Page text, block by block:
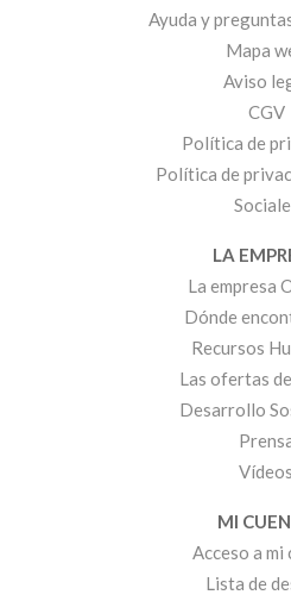
Ayuda y
Mapa
Aviso
CGV
Política de
Política de
LA
La empresa
Dónde
Recursos
Las ofertas
Desarrollo
Vídeos
MI
Acceso a mi
Lista de